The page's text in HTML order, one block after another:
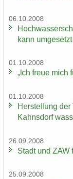
06.10.2008
kann
01.10.2008
„Ich freue mich
01.10.2008
Her­stel­lung
Kahns­dorf
26.09.2008
Stadt und ZAW
25.09.2008